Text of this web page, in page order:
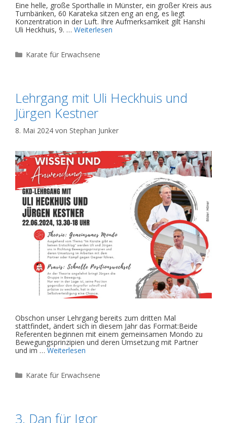
Eine helle, große Sporthalle in Münster, ein großer Kreis aus
Turnbänken, 60 Karateka sitzen eng an eng, es liegt
Konzentration in der Luft. Ihre Aufmerksamkeit gilt Hanshi
Uli Heckhuis, 9. … Weiterlesen
Kategorien
Karate für Erwachsene
Lehrgang mit Uli Heckhuis und
Jürgen Kestner
8. Mai 2024 von Stephan Junker
Obschon unser Lehrgang bereits zum dritten Mal
stattfindet, ändert sich in diesem Jahr das Format:Beide
Referenten beginnen mit einem gemeinsamen Mondo zu
Bewegungsprinzipien und deren Umsetzung mit Partner
und im … Weiterlesen
Kategorien
Karate für Erwachsene
3. Dan für Igor